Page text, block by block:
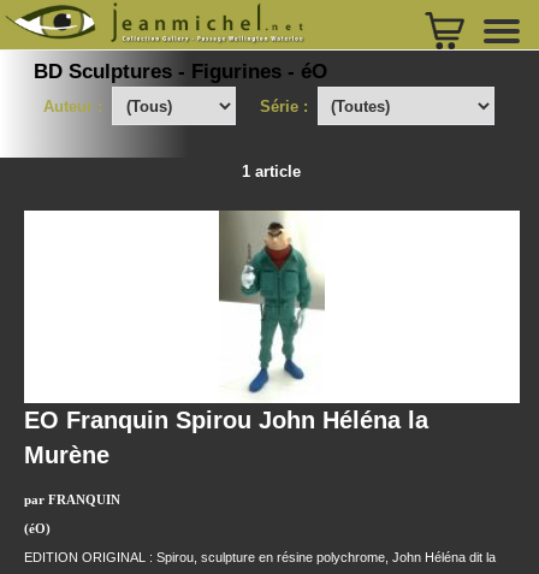
BD Sculptures - Figurines - éO
Auteur : Série :
1 article
EO Franquin Spirou John Héléna la
Murène
par FRANQUIN
(éO)
EDITION ORIGINAL : Spirou, sculpture en résine polychrome, John Héléna dit la